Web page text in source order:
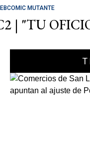
MUTANTE
| "TU